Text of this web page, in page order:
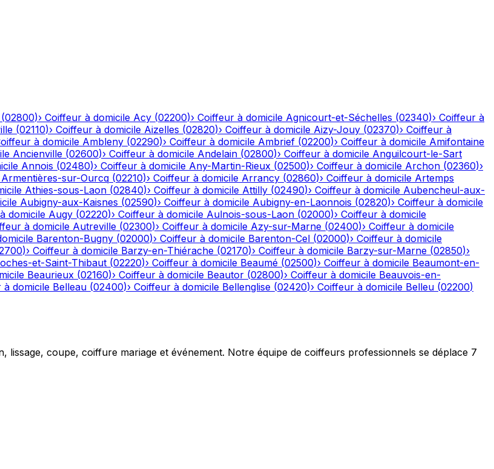
(02800)› Coiffeur à domicile Acy (02200)› Coiffeur à domicile Agnicourt-et-Séchelles (02340)› Coiffeur à
(02110)› Coiffeur à domicile Aizelles (02820)› Coiffeur à domicile Aizy-Jouy (02370)› Coiffeur à
à domicile Ambleny (02290)› Coiffeur à domicile Ambrief (02200)› Coiffeur à domicile Amifontaine
Ancienville (02600)› Coiffeur à domicile Andelain (02800)› Coiffeur à domicile Anguilcourt-le-Sart
Annois (02480)› Coiffeur à domicile Any-Martin-Rieux (02500)› Coiffeur à domicile Archon (02360)›
Armentières-sur-Ourcq (02210)› Coiffeur à domicile Arrancy (02860)› Coiffeur à domicile Artemps
Athies-sous-Laon (02840)› Coiffeur à domicile Attilly (02490)› Coiffeur à domicile Aubencheul-aux-
Aubigny-aux-Kaisnes (02590)› Coiffeur à domicile Aubigny-en-Laonnois (02820)› Coiffeur à domicile
domicile Augy (02220)› Coiffeur à domicile Aulnois-sous-Laon (02000)› Coiffeur à domicile
à domicile Autreville (02300)› Coiffeur à domicile Azy-sur-Marne (02400)› Coiffeur à domicile
Barenton-Bugny (02000)› Coiffeur à domicile Barenton-Cel (02000)› Coiffeur à domicile
)› Coiffeur à domicile Barzy-en-Thiérache (02170)› Coiffeur à domicile Barzy-sur-Marne (02850)›
et-Saint-Thibaut (02220)› Coiffeur à domicile Beaumé (02500)› Coiffeur à domicile Beaumont-en-
Beaurieux (02160)› Coiffeur à domicile Beautor (02800)› Coiffeur à domicile Beauvois-en-
à domicile Belleau (02400)› Coiffeur à domicile Bellenglise (02420)› Coiffeur à domicile Belleu (02200)
coupe, coiffure mariage et événement. Notre équipe de coiffeurs professionnels se déplace 7